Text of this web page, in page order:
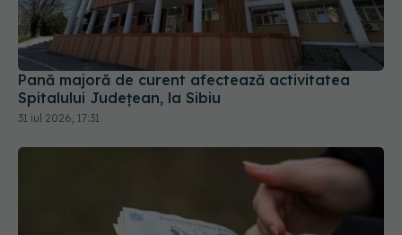
Pană majoră de curent afectează activitatea
Spitalului Județean, la Sibiu
31 iul 2026, 17:31